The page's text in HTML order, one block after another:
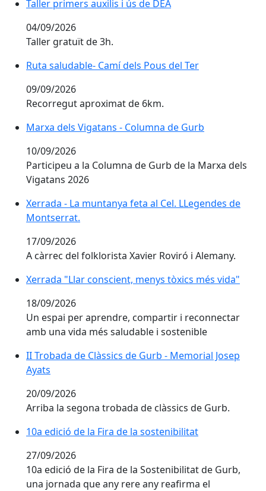
Taller primers auxilis i ús de DEA
Taller primers auxilis i ús de DEA
04/09/2026
Taller gratuït de 3h.
Ruta saludable- Camí dels Pous del Ter
Ruta saludable- Camí dels Pous del Ter
09/09/2026
Recorregut aproximat de 6km.
Marxa dels Vigatans - Columna de Gurb
Marxa dels Vigatans - Columna de Gurb
10/09/2026
Participeu a la Columna de Gurb de la Marxa dels
Vigatans 2026
Xerrada - La muntanya feta al Cel. LLegendes de
Xerrada - La muntanya feta al Cel. LLegendes de
Montserrat.
17/09/2026
A càrrec del folklorista Xavier Roviró i Alemany.
Xerrada "Llar conscient, menys tòxics més vida"
Xerrada "Llar conscient, menys tòxics més vida"
18/09/2026
Un espai per aprendre, compartir i reconnectar
amb una vida més saludable i sostenible
II Trobada de Clàssics de Gurb - Memorial Josep Ayats
II Trobada de Clàssics de Gurb - Memorial Josep
Ayats
20/09/2026
Arriba la segona trobada de clàssics de Gurb.
10a edició de la Fira de la sostenibilitat
10a edició de la Fira de la sostenibilitat
27/09/2026
10a edició de la Fira de la Sostenibilitat de Gurb,
una jornada que any rere any reafirma el